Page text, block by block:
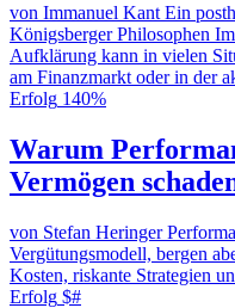
von Immanuel Kant Ein
Königsberger Philosophen
Aufklärung kann in vielen
am Finanzmarkt oder in der
Erfolg 140%
Warum
Vermögen
von Stefan Heringer
Vergütungsmodell, bergen
Kosten, riskante Strategien
Erfolg $#